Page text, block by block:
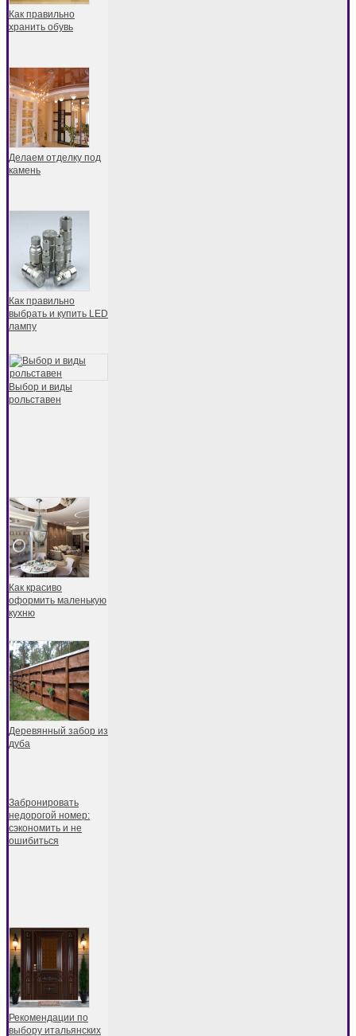
Как правильно
хранить обувь
Делаем отделку под
камень
Как правильно
выбрать и купить LED
лампу
Выбор и виды
рольставен
Как красиво
оформить маленькую
кухню
Деревянный забор из
дуба
Забронировать
недорогой номер:
сэкономить и не
ошибиться
Рекомендации по
выбору итальянских